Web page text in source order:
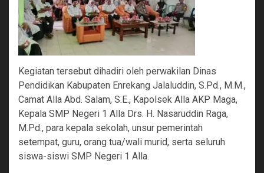
Kegiatan tersebut dihadiri oleh perwakilan Dinas
Pendidikan Kabupaten Enrekang Jalaluddin, S.Pd., M.M.,
Camat Alla Abd. Salam, S.E., Kapolsek Alla AKP Maga,
Kepala SMP Negeri 1 Alla Drs. H. Nasaruddin Raga,
M.Pd., para kepala sekolah, unsur pemerintah
setempat, guru, orang tua/wali murid, serta seluruh
siswa-siswi SMP Negeri 1 Alla.